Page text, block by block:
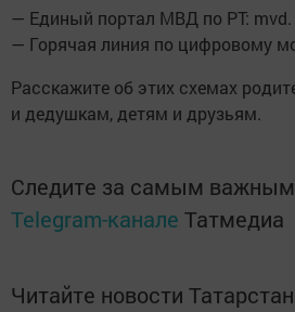
— Единый портал МВД по РТ:
— Горячая линия по цифровому
Расскажите об этих схемах
и дедушкам, детям и друзьям.
Следите за самым
Telegram-канале Татмедиа
Читайте новости